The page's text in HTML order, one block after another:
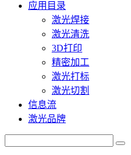
应用目录
激光焊接
激光清洗
3D打印
精密加工
激光打标
激光切割
信息流
激光品牌